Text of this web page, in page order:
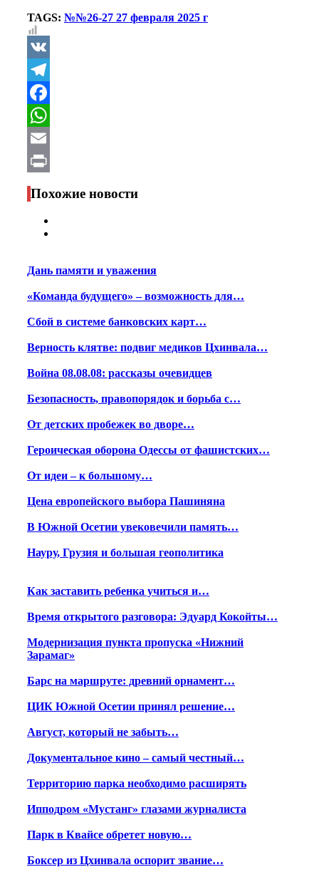
TAGS: №№26-27 27 февраля 2025 г
VK
Telegram
Facebook
WhatsApp
Email
Print
Похожие новости
Дань памяти и уважения
«Команда будущего» – возможность для…
Сбой в системе банковских карт…
Верность клятве: подвиг медиков Цхинвала…
Война 08.08.08: рассказы очевидцев
Безопасность, правопорядок и борьба с…
От детских пробежек во дворе…
Героическая оборона Одессы от фашистских…
От идеи – к большому…
Цена европейского выбора Пашиняна
В Южной Осетии увековечили память…
Науру, Грузия и большая геополитика
Как заставить ребенка учиться и…
Время открытого разговора: Эдуард Кокойты…
Модернизация пункта пропуска «Нижний
Зарамаг»
Барс на маршруте: древний орнамент…
ЦИК Южной Осетии принял решение…
Август, который не забыть…
Документальное кино – самый честный…
Территорию парка необходимо расширять
Ипподром «Мустанг» глазами журналиста
Парк в Квайсе обретет новую…
Боксер из Цхинвала оспорит звание…